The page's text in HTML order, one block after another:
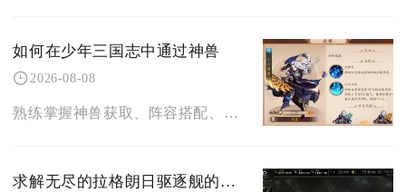
如何在少年三国志中通过神兽
2026-08-08
熟练掌握神兽获取、阵容搭配、资源分配与图鉴养成，合理区分上阵神兽与护佑神兽的培养方向，是依
求解无尽的拉格朗日驱逐舰的获取方法